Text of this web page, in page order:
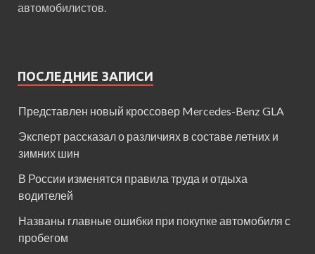
автомобилистов.
ПОСЛЕДНИЕ ЗАПИСИ
Представлен новый кроссовер Mercedes-Benz GLA
Эксперт рассказал о различиях в составе летних и
зимних шин
В России изменятся правила труда и отдыха
водителей
Названы главные ошибки при покупке автомобиля с
пробегом